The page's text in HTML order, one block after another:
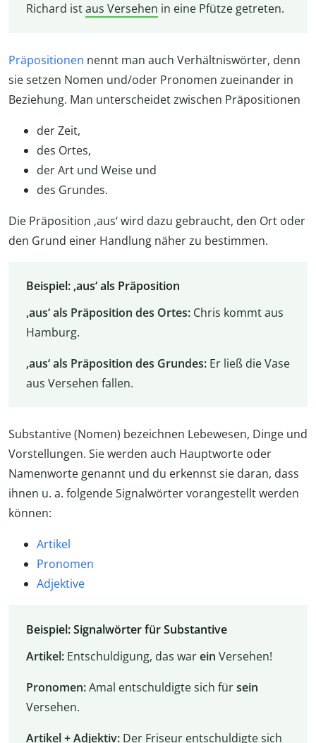
Richard istaus Versehen in eine Pfütze getreten.
Präpositionen nennt man auch Verhältniswörter, denn
sie setzen Nomen und/oder Pronomen zueinander in
Beziehung. Man unterscheidet zwischen Präpositionen
der Zeit,
des Ortes,
der Art und Weise und
des Grundes.
Die Präposition ‚aus‘ wird dazu gebraucht, den Ort oder
den Grund einer Handlung näher zu bestimmen.
Beispiel: ‚aus‘ als Präposition
‚aus‘ als Präposition des Ortes:Chris kommt aus
Hamburg.
‚aus‘ als Präposition des Grundes:Er ließ die Vase
aus Versehen fallen.
Substantive (Nomen) bezeichnen Lebewesen, Dinge und
Vorstellungen. Sie werden auch Hauptworte oder
Namenworte genannt und du erkennst sie daran, dass
ihnen u. a. folgende Signalwörter vorangestellt werden
können:
Artikel
Pronomen
Adjektive
Beispiel: Signalwörter für Substantive
Artikel: Entschuldigung, das warein Versehen!
Pronomen:Amal entschuldigte sich fürsein
Versehen.
Artikel + Adjektiv: Der Friseur entschuldigte sich